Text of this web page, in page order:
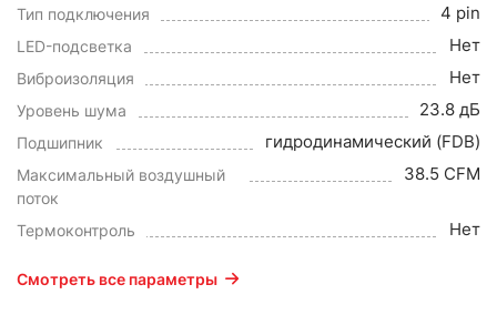
Тип подключения 4 pin
LED-подсветка Нет
Виброизоляция Нет
Уровень шума 23.8 дБ
Подшипник гидродинамический (FDB)
Максимальный воздушный
поток
38.5 CFM
Термоконтроль Нет
Смотреть все параметры